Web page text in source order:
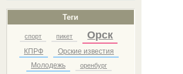
Теги
спорт пикет Орск
КПРФ
Орские известия
Молодежь
оренбург